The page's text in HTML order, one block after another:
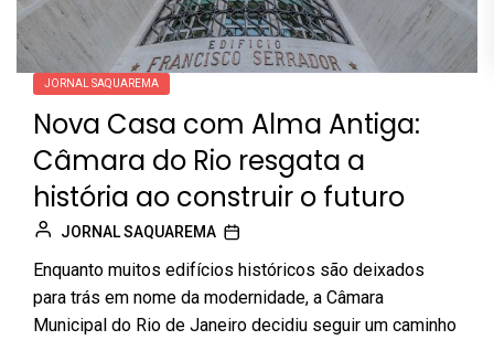
JORNAL SAQUAREMA
Nova Casa com Alma Antiga:
Câmara do Rio resgata a
história ao construir o futuro
JORNAL SAQUAREMA
Enquanto muitos edifícios históricos são deixados
para trás em nome da modernidade, a Câmara
Municipal do Rio de Janeiro decidiu seguir um caminho